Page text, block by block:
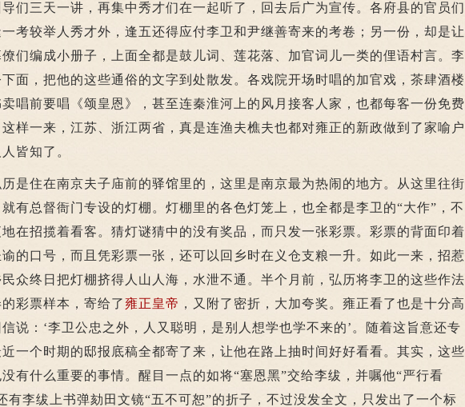
们三天一讲，再集中秀才们在一起听了，回去后广为宣传。各府县的官员们
一考较举人秀才外，逢五还得应付李卫和尹继善寄来的考卷；另一份，却是让
们编成小册子，上面全都是鼓儿词、莲花落、加官词儿一类的俚语村言。李
下面，把他的这些通俗的文字到处散发。各戏院开场时唱的加官戏，茶肆酒楼
卖唱前要唱《颂皇恩》，甚至连秦淮河上的风月接客人家，也都每客一份免费
这样一来，江苏、浙江两省，真是连渔夫樵夫也都对雍正的新政做到了家喻户
皆知了。
住在南京夫子庙前的驿馆里的，这里是南京最为热闹的地方。从这里往街
就有总督衙门专设的灯棚。灯棚里的各色灯笼上，也全都是李卫的“大作”，不
在招揽着看客。猜灯谜猜中的没有奖品，而只发一张彩票。彩票的背面印着
的口号，而且凭彩票一张，还可以回乡时在义仓支粮一升。如此一来，招惹
众终日把灯棚挤得人山人海，水泄不通。半个月前，弘历将李卫的这些作法
彩票样本，寄给了雍正皇帝 ，又附了密折，大加夸奖。雍正看了也是十分高
说：‘李卫公忠之外，人又聪明，是别人想学也学不来的’。随着这旨意还专
近一个时期的邸报底稿全都寄了来，让他在路上抽时间好好看看。其实，这些
有什么重要的事情。醒目一点的如将“塞恩黑”交给李绂，并嘱他“严行看
有李绂上书弹劾田文镜“五不可恕”的折子，不过没发全文，只发出了一个标